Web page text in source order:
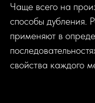
Чаще всего на
способы дубления.
применяют в
свойства каждого